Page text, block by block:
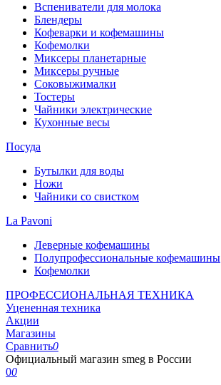
Вспениватели для молока
Блендеры
Кофеварки и кофемашины
Кофемолки
Миксеры планетарные
Миксеры ручные
Соковыжималки
Тостеры
Чайники электрические
Кухонные весы
Посуда
Бутылки для воды
Ножи
Чайники со свистком
La Pavoni
Леверные кофемашины
Полупрофессиональные кофемашины
Кофемолки
ПРОФЕССИОНАЛЬНАЯ ТЕХНИКА
Уцененная техника
Акции
Магазины
Сравнить0
Официальный магазин smeg в России
00